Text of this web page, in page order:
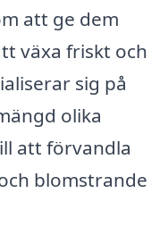
att ge dem
växa friskt och
sig på
olika
att förvandla
blomstrande